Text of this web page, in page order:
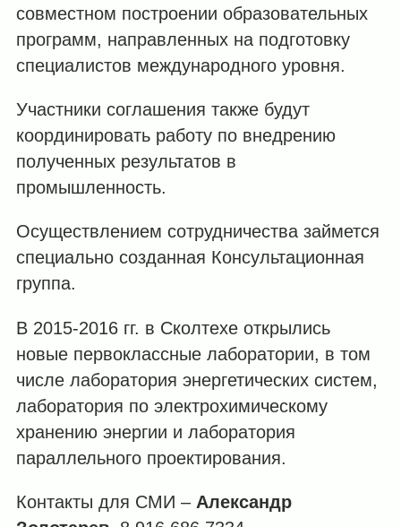
совместном построении образовательных
программ, направленных на подготовку
специалистов международного уровня.
Участники соглашения также будут
координировать работу по внедрению
полученных результатов в
промышленность.
Осуществлением сотрудничества займется
специально созданная Консультационная
группа.
В 2015-2016 гг. в Сколтехе открылись
новые первоклассные лаборатории, в том
числе лаборатория энергетических систем,
лаборатория по электрохимическому
хранению энергии и лаборатория
параллельного проектирования.
Контакты для СМИ – Александр